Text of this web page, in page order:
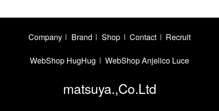
Company Brand Shop Contact Recruit
WebShop HugHug WebShop Anjelico Luce
matsuya.,Co.Ltd